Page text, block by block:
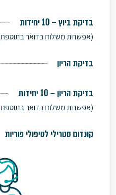
בדיקת ביוץ – 10 יחידות
(אפשרות משלוח בדואר בתוספת 15 ₪)
בדיקת הריון
בדיקת הריון – 10 יחידות
(אפשרות משלוח בדואר בתוספת 15 ₪)
קונדום סטרילי לטיפולי פוריות